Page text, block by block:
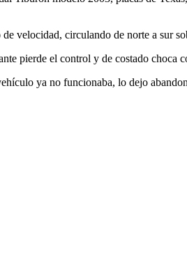
velocidad, circulando de norte a sur
pierde el control y de costado choca
ya no funcionaba, lo dejo